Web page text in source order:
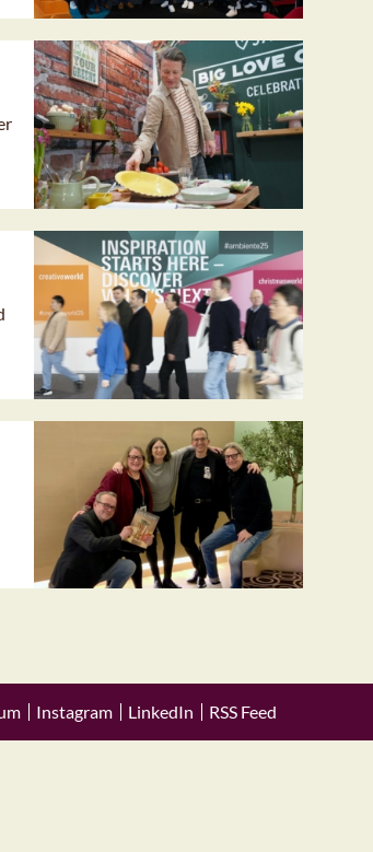
Instagram LinkedIn RSS Feed